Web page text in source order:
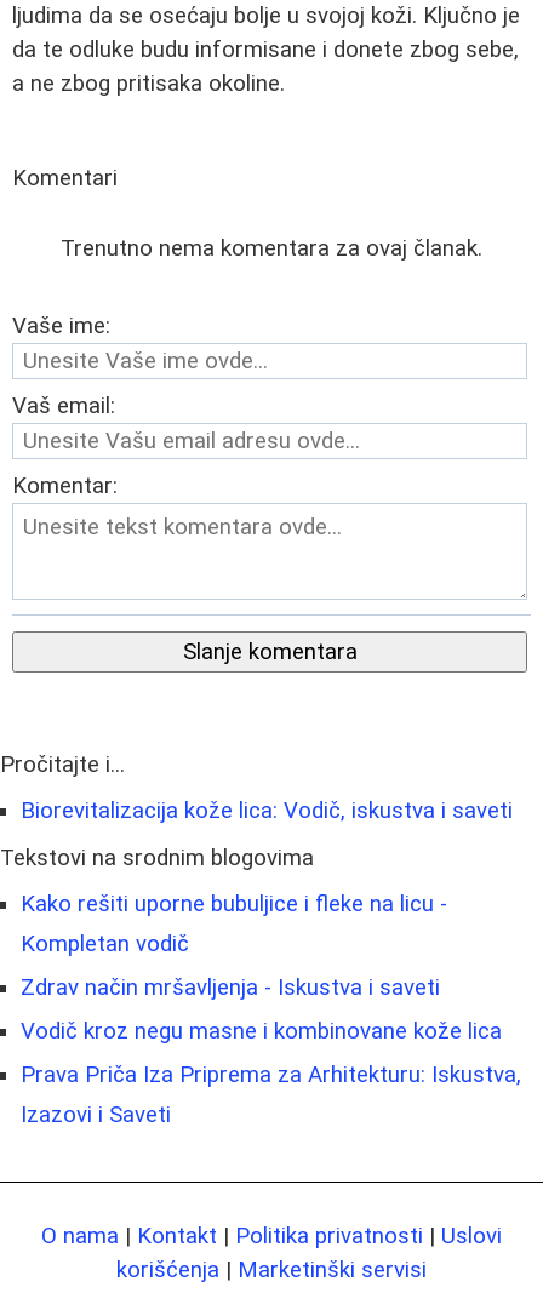
ljudima da se osećaju bolje u svojoj koži. Ključno je
da te odluke budu informisane i donete zbog sebe,
a ne zbog pritisaka okoline.
Komentari
Trenutno nema komentara za ovaj članak.
Vaše ime:
Vaš email:
Komentar:
Slanje komentara
Pročitajte i...
Biorevitalizacija kože lica: Vodič, iskustva i saveti
Tekstovi na srodnim blogovima
Kako rešiti uporne bubuljice i fleke na licu -
Kompletan vodič
Zdrav način mršavljenja - Iskustva i saveti
Vodič kroz negu masne i kombinovane kože lica
Prava Priča Iza Priprema za Arhitekturu: Iskustva,
Izazovi i Saveti
O nama | Kontakt | Politika privatnosti | Uslovi
korišćenja | Marketinški servisi